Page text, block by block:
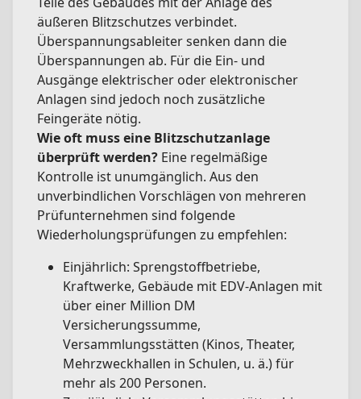
äußeren Blitzschutzes verbindet.
Überspannungsableiter senken dann die
Überspannungen ab. Für die Ein- und
Ausgänge elektrischer oder elektronischer
Anlagen sind jedoch noch zusätzliche
Feingeräte nötig.
Wie oft muss eine Blitzschutzanlage
überprüft werden? Eine regelmäßige
Kontrolle ist unumgänglich. Aus den
unverbindlichen Vorschlägen von mehreren
Prüfunternehmen sind folgende
Wiederholungsprüfungen zu empfehlen:
Einjährlich: Sprengstoffbetriebe,
Kraftwerke, Gebäude mit EDV-Anlagen mit
über einer Million DM
Versicherungssumme,
Versammlungsstätten (Kinos, Theater,
Mehrzweckhallen in Schulen, u. ä.) für
mehr als 200 Personen.